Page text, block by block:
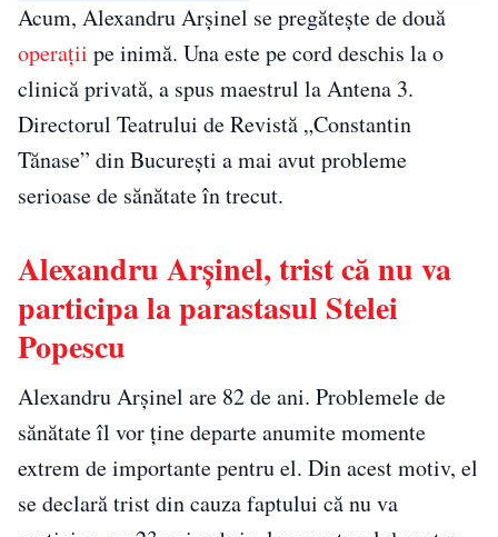
Acum, Alexandru Arșinel se pregătește de două
operații pe inimă. Una este pe cord deschis la o
clinică privată, a spus maestrul la Antena 3.
Directorul Teatrului de Revistă „Constantin
Tănase” din București a mai avut probleme
serioase de sănătate în trecut.
Alexandru Arșinel, trist că nu va
participa la parastasul Stelei
Popescu
Alexandru Arșinel are 82 de ani. Problemele de
sănătate îl vor ține departe anumite momente
extrem de importante pentru el. Din acest motiv, el
se declară trist din cauza faptului că nu va